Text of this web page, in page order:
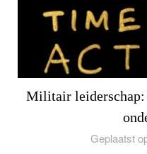
Militair leiderschap:
Geplaatst